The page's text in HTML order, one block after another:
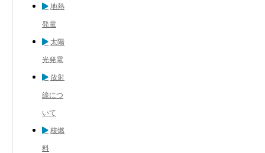
地熱
発電
太陽
光発電
放射
線につ
いて
核燃
料